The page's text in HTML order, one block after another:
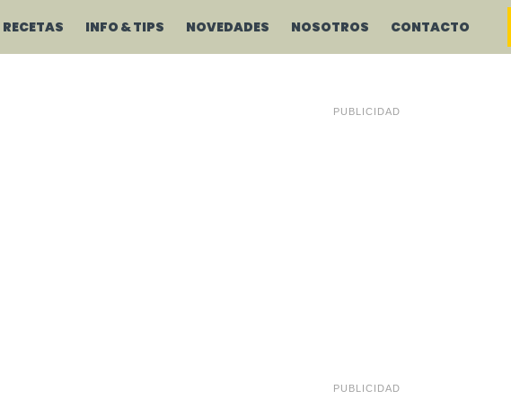
RECETAS INFO & TIPS NOVEDADES NOSOTROS CONTACTO
PUBLICIDAD
PUBLICIDAD